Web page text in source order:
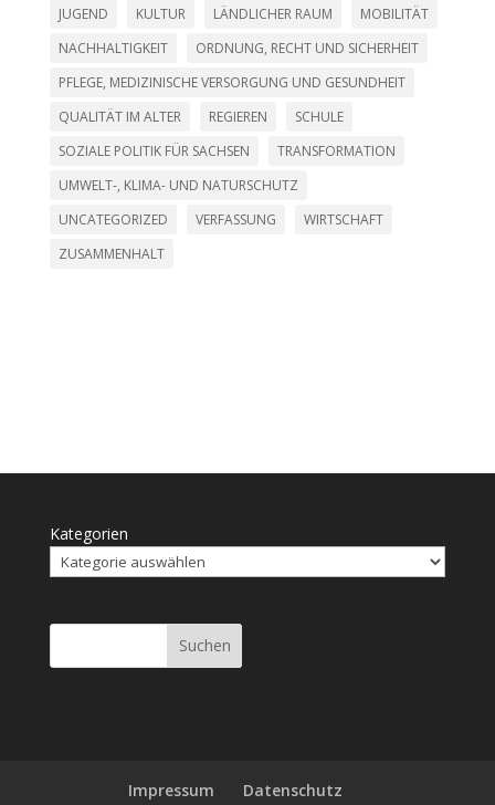
JUGEND
KULTUR LÄNDLICHER RAUM
MOBILITÄT
NACHHALTIGKEIT
ORDNUNG, RECHT UND SICHERHEIT
PFLEGE, MEDIZINISCHE VERSORGUNG UND GESUNDHEIT
QUALITÄT IM ALTER
REGIEREN
SCHULE
SOZIALE POLITIK FÜR SACHSEN
TRANSFORMATION
UMWELT-, KLIMA- UND NATURSCHUTZ
UNCATEGORIZED
VERFASSUNG
WIRTSCHAFT
ZUSAMMENHALT
Kategorien
Suchen
Impressum Daten­schutz